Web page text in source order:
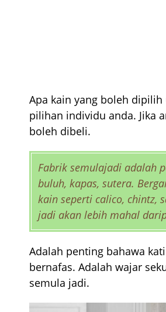
Apa kain yang boleh
pilihan individu anda. Jika
boleh dibeli.
Fabrik semulajadi adalah
buluh, kapas, sutera.
kain seperti calico, chintz,
jadi akan lebih mahal
Adalah penting bahawa
bernafas. Adalah wajar
semula jadi.